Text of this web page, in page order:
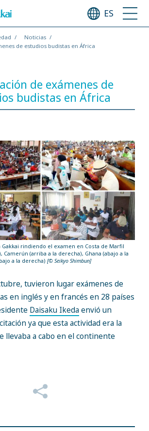
ES
Noticias
de estudios budistas en África
de exámenes de
budistas en África
Gakkai rindiendo el examen en Costa de Marfil
Camerún (arriba a la derecha), Ghana (abajo a la
a la derecha) [© Seikyo Shimbun]
tuvieron lugar exámenes de
en inglés y en francés en 28 países
Daisaku Ikeda envió un
ya que esta actividad era la
llevaba a cabo en el continente